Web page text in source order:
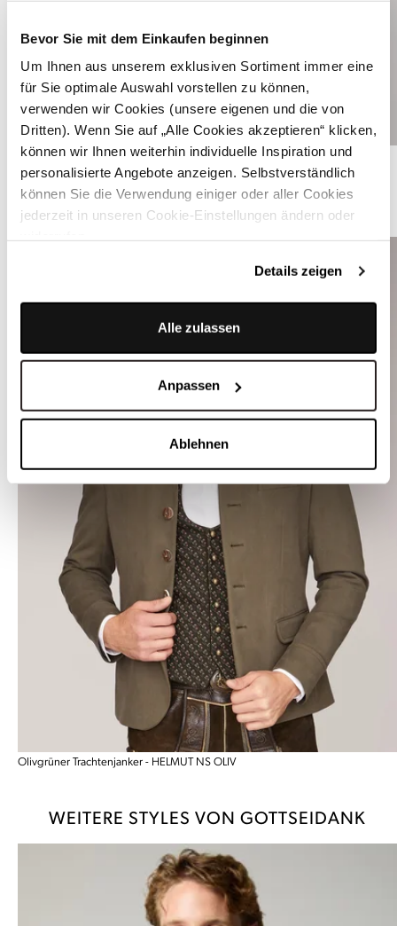
Bevor Sie mit dem Einkaufen beginnen
Um Ihnen aus unserem exklusiven Sortiment immer eine
für Sie optimale Auswahl vorstellen zu können,
verwenden wir Cookies (unsere eigenen und die von
Dritten). Wenn Sie auf „Alle Cookies akzeptieren“ klicken,
können wir Ihnen weiterhin individuelle Inspiration und
personalisierte Angebote anzeigen. Selbstverständlich
können Sie die Verwendung einiger oder aller Cookies
jederzeit in unseren Cookie-Einstellungen ändern oder
Details zeigen
Alle zulassen
Anpassen
Ablehnen
Weißes Trachtenhemd mit grauen Streifen - LENZ H23
ÄHNLICHE STYLES
Olivgrüner Trachtenjanker - HELMUT NS OLIV
WEITERE STYLES VON GOTTSEIDANK